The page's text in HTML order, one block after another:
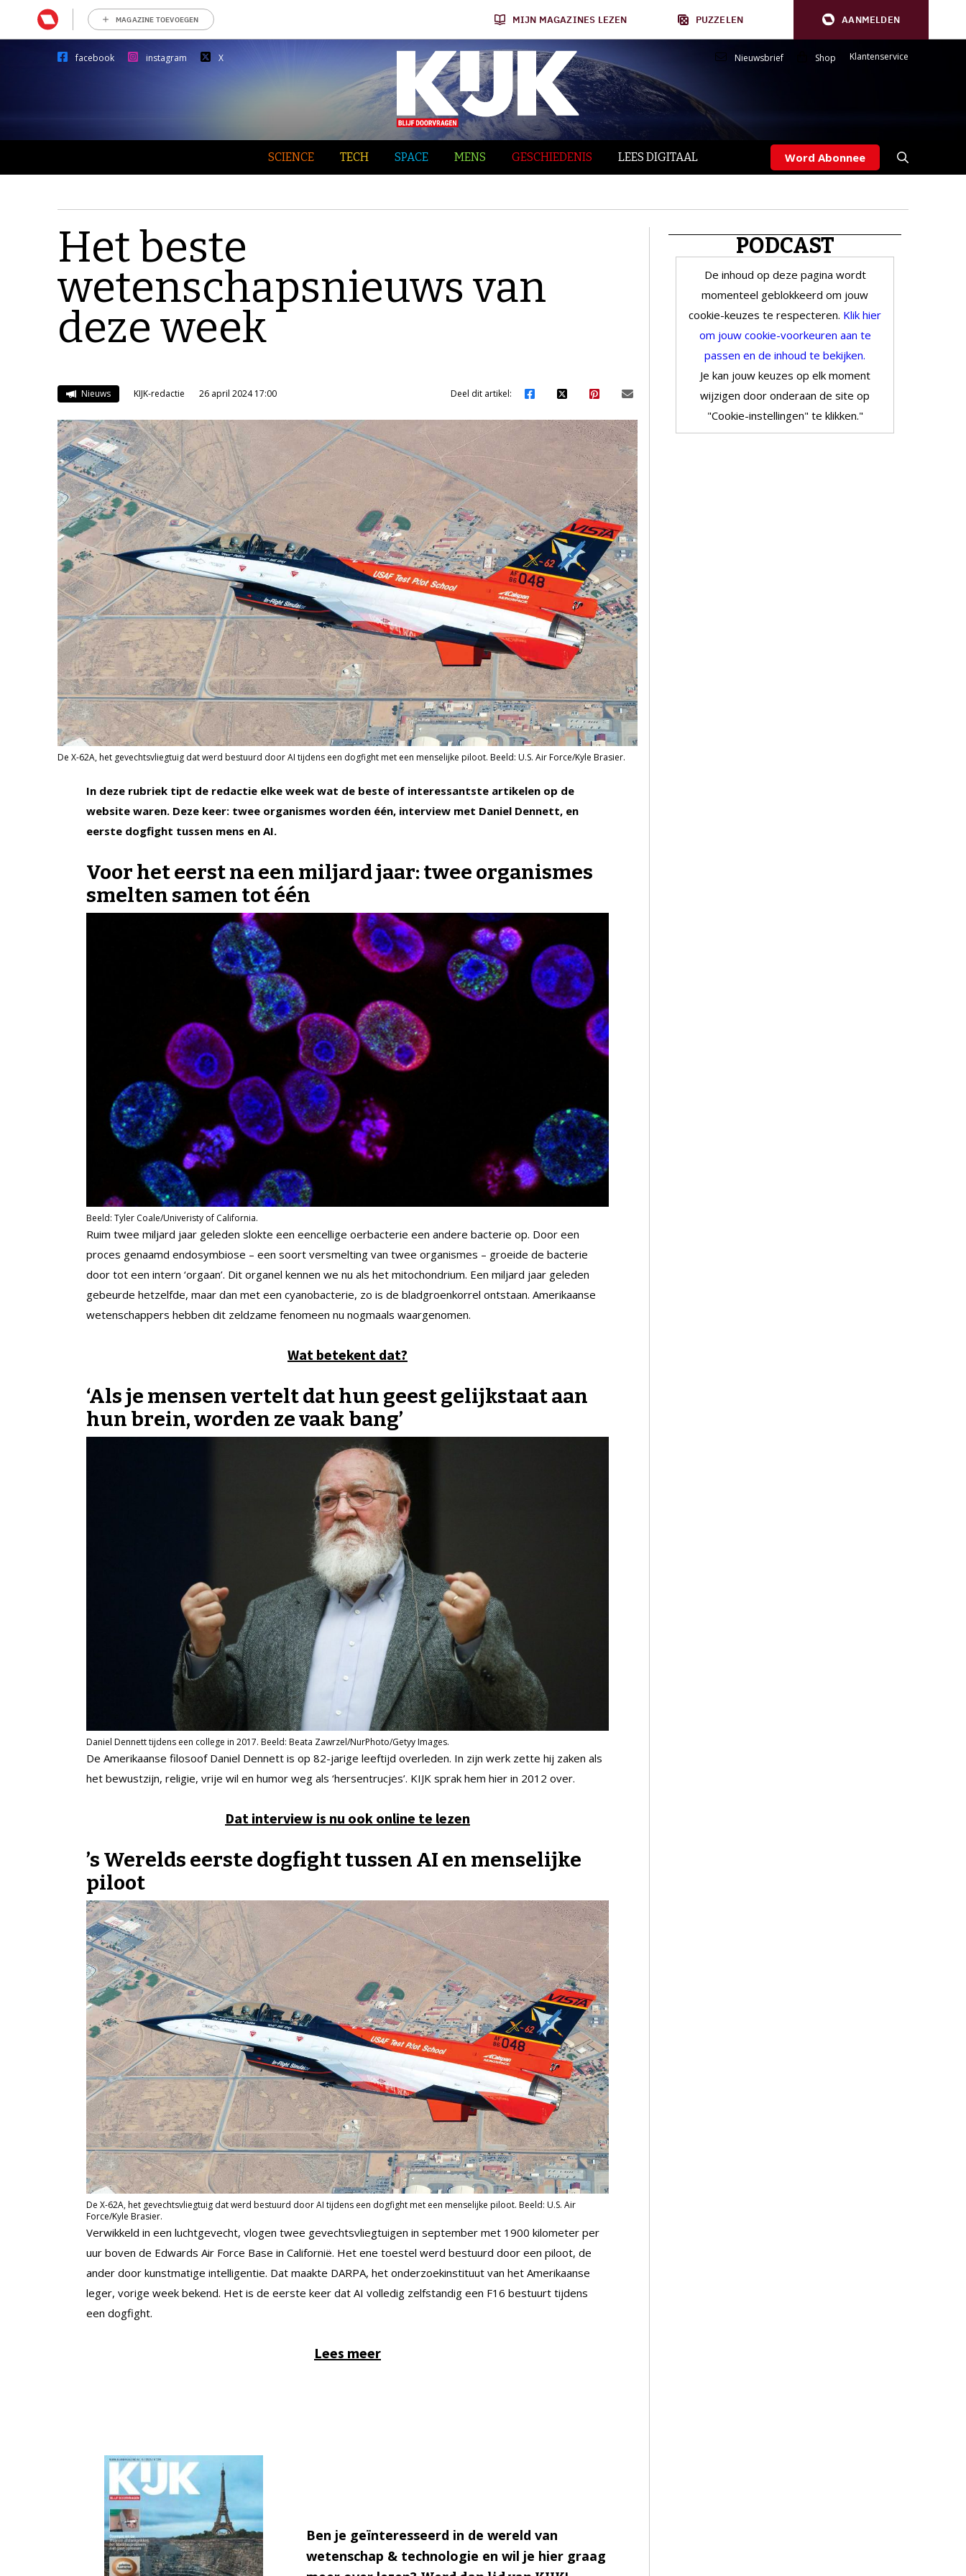
MAGAZINE TOEVOEGEN MIJN MAGAZINES LEZEN PUZZELEN AANMELDEN
facebook instagram X Nieuwsbrief Shop Klantenservice
SCIENCE TECH SPACE MENS GESCHIEDENIS LEES DIGITAAL Word Abonnee
Het beste
wetenschapsnieuws van
deze week
Nieuws KIJK-redactie 26 april 2024 17:00 Deel dit artikel:
De X-62A, het gevechtsvliegtuig dat werd bestuurd door AI tijdens een dogfight met een menselijke piloot. Beeld: U.S. Air Force/Kyle Brasier.
In deze rubriek tipt de redactie elke week wat de beste of interessantste artikelen op de
website waren. Deze keer: twee organismes worden één, interview met Daniel Dennett, en
eerste dogfight tussen mens en AI.
Voor het eerst na een miljard jaar: twee organismes
smelten samen tot één
Beeld: Tyler Coale/Univeristy of California.
Ruim twee miljard jaar geleden slokte een eencellige oerbacterie een andere bacterie op. Door een
proces genaamd endosymbiose – een soort versmelting van twee organismes – groeide de bacterie
door tot een intern ‘orgaan’. Dit organel kennen we nu als het mitochondrium. Een miljard jaar geleden
gebeurde hetzelfde, maar dan met een cyanobacterie, zo is de bladgroenkorrel ontstaan. Amerikaanse
wetenschappers hebben dit zeldzame fenomeen nu nogmaals waargenomen.
Wat betekent dat?
‘Als je mensen vertelt dat hun geest gelijkstaat aan
hun brein, worden ze vaak bang’
Daniel Dennett tijdens een college in 2017. Beeld: Beata Zawrzel/NurPhoto/Getyy Images.
De Amerikaanse filosoof Daniel Dennett is op 82-jarige leeftijd overleden. In zijn werk zette hij zaken als
het bewustzijn, religie, vrije wil en humor weg als ‘hersentrucjes’. KIJK sprak hem hier in 2012 over.
Dat interview is nu ook online te lezen
’s Werelds eerste dogfight tussen AI en menselijke
piloot
De X-62A, het gevechtsvliegtuig dat werd bestuurd door AI tijdens een dogfight met een menselijke piloot. Beeld: U.S. Air
Force/Kyle Brasier.
Verwikkeld in een luchtgevecht, vlogen twee gevechtsvliegtuigen in september met 1900 kilometer per
uur boven de Edwards Air Force Base in Californië. Het ene toestel werd bestuurd door een piloot, de
ander door kunstmatige intelligentie. Dat maakte DARPA, het onderzoekinstituut van het Amerikaanse
leger, vorige week bekend. Het is de eerste keer dat AI volledig zelfstandig een F16 bestuurt tijdens
een dogfight.
Lees meer
Ben je geïnteresseerd in de wereld van
wetenschap & technologie en wil je hier graag
PODCAST
De inhoud op deze pagina wordt
momenteel geblokkeerd om jouw
cookie-keuzes te respecteren. Klik hier
om jouw cookie-voorkeuren aan te
passen en de inhoud te bekijken.
Je kan jouw keuzes op elk moment
wijzigen door onderaan de site op
"Cookie-instellingen" te klikken."